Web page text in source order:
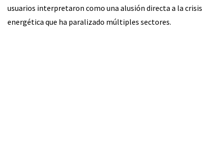
usuarios interpretaron como una alusión directa a la crisis
energética que ha paralizado múltiples sectores.